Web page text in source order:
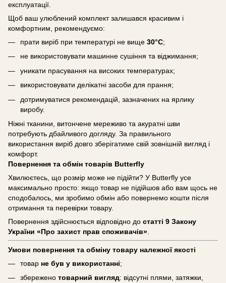
експлуатації.
Щоб ваш улюблений комплект залишався красивим і
комфортним, рекомендуємо:
прати виріб при температурі не вище 30°C;
не використовувати машинне сушіння та віджимання;
уникати прасування на високих температурах;
використовувати делікатні засоби для прання;
дотримуватися рекомендацій, зазначених на ярлику
виробу.
Ніжні тканини, витончене мереживо та акуратні шви
потребують дбайливого догляду. За правильного
використання виріб довго зберігатиме свій зовнішній вигляд і
комфорт.
Повернення та обмін товарів Butterfly
Хвилюєтесь, що розмір може не підійти? У Butterfly усе
максимально просто: якщо товар не підійшов або вам щось не
сподобалось, ми зробимо обмін або повернемо кошти після
отримання та перевірки товару.
Повернення здійснюється відповідно до статті 9 Закону
України «Про захист прав споживачів»
Умови повернення та обміну товару належної якості
товар не був у використанні;
збережено товарний вигляд: відсутні плями, затяжки,